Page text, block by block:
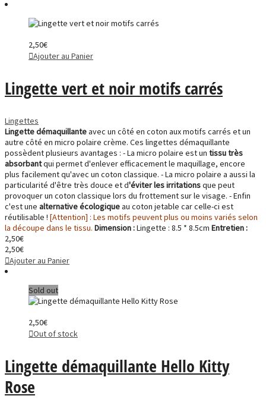
2,50€
Ajouter au Panier
Lingette vert et noir motifs carrés
Lingettes
Lingette démaquillanteavec un côté en coton aux motifs carrés et un
autre côté en micro polaire crème. Ces lingettes démaquillante
possèdent plusieurs avantages : - La micro polaire est un tissu très
absorbantqui permet d'enlever efficacement le maquillage, encore
plus facilement qu'avec un coton classique. - La micro polaire a aussi la
particularité d'être très douce et d'éviter les irritationsque peut
provoquer un coton classique lors du frottement sur le visage. - Enfin
c'est une alternative écologiqueau coton jetable car celle-ci est
réutilisable ! [Attention] : Les motifs peuvent plus ou moins variés selon
la découpe dans le tissu. Dimension :Lingette : 8.5 * 8.5cm Entretien :
2,50€
2,50€
Ajouter au Panier
Sold out
2,50€
Out of stock
Lingette démaquillante Hello Kitty
Rose